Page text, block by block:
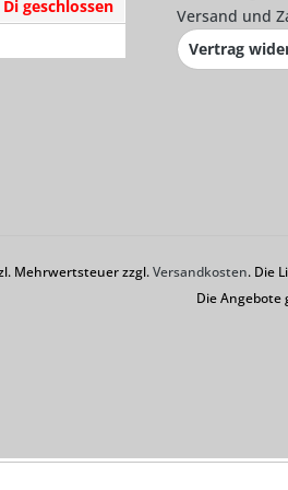
geschlossen
Versand und
Vertrag
Mehrwertsteuer zzgl.Versandkosten. Die
Die